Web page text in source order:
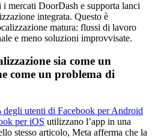
mercati DoorDash e supporta lanci
integrata. Questo è
matura: flussi di lavoro
e meno soluzioni improvvisate.
sia come un
come un problema di
degli utenti di Facebook per Android
per iOS utilizzano l’app in una
stesso articolo, Meta afferma che la